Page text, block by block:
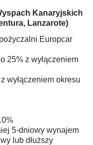
Kanaryjskich
Lanzarote)
Europcar
25% z wyłączeniem
wyłączeniem okresu
5-dniowy wynajem
lub dłuższy